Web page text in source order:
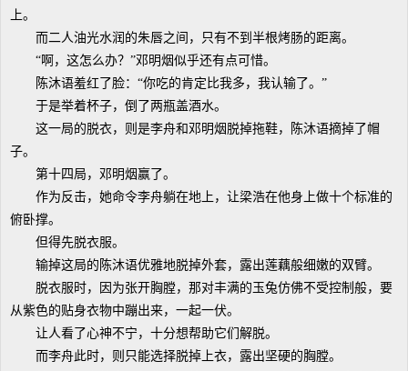
上。
而二人油光水润的朱唇之间，只有不到半根烤肠的距离。
“啊，这怎么办？”邓明烟似乎还有点可惜。
陈沐语羞红了脸：“你吃的肯定比我多，我认输了。”
于是举着杯子，倒了两瓶盖酒水。
这一局的脱衣，则是李舟和邓明烟脱掉拖鞋，陈沐语摘掉了帽
子。
第十四局，邓明烟赢了。
作为反击，她命令李舟躺在地上，让梁浩在他身上做十个标准的
俯卧撑。
但得先脱衣服。
输掉这局的陈沐语优雅地脱掉外套，露出莲藕般细嫩的双臂。
脱衣服时，因为张开胸膛，那对丰满的玉兔仿佛不受控制般，要
从紫色的贴身衣物中蹦出来，一起一伏。
让人看了心神不宁，十分想帮助它们解脱。
而李舟此时，则只能选择脱掉上衣，露出坚硬的胸膛。